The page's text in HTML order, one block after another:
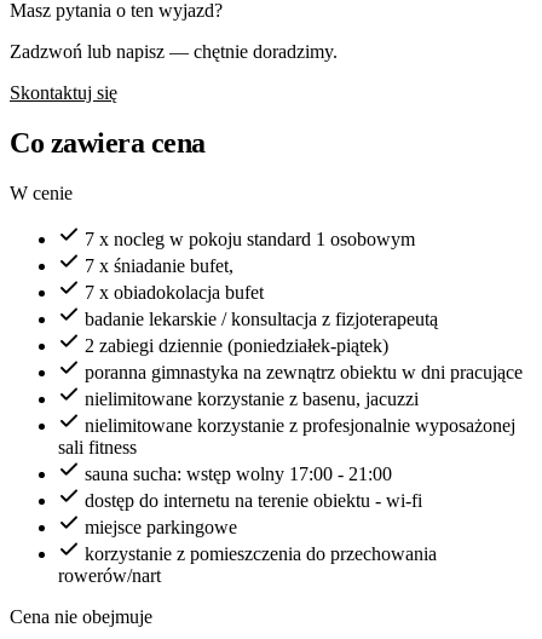
Masz pytania o ten wyjazd?
Zadzwoń lub napisz — chętnie doradzimy.
Skontaktuj się
Co zawiera cena
W cenie
7 x nocleg w pokoju standard 1 osobowym
7 x śniadanie bufet,
7 x obiadokolacja bufet
badanie lekarskie / konsultacja z fizjoterapeutą
2 zabiegi dziennie (poniedziałek-piątek)
poranna gimnastyka na zewnątrz obiektu w dni pracujące
nielimitowane korzystanie z basenu, jacuzzi
nielimitowane korzystanie z profesjonalnie wyposażonej
sali fitness
sauna sucha: wstęp wolny 17:00 - 21:00
dostęp do internetu na terenie obiektu - wi-fi
miejsce parkingowe
korzystanie z pomieszczenia do przechowania
rowerów/nart
Cena nie obejmuje